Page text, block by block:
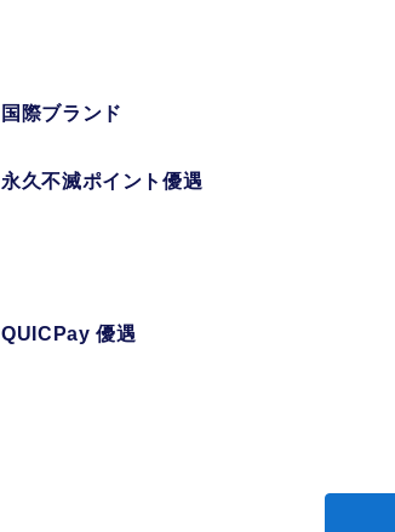
国際ブランド
永久不滅ポイント優遇
QUICPay 優遇